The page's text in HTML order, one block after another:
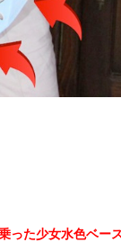
た少女水色ベー